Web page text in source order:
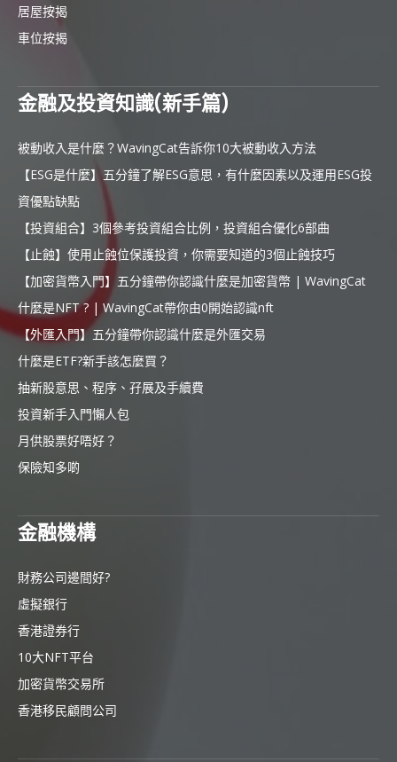
居屋按揭
車位按揭
金融及投資知識(新手篇)
被動收入是什麼？WavingCat告訴你10大被動收入方法
【ESG是什麼】五分鐘了解ESG意思，有什麼因素以及運用ESG投
資優點缺點
【投資組合】3個參考投資組合比例，投資組合優化6部曲
【止蝕】使用止蝕位保護投資，你需要知道的3個止蝕技巧
【加密貨幣入門】五分鐘帶你認識什麼是加密貨幣 | WavingCat
什麼是NFT ? | WavingCat帶你由0開始認識nft
【外匯入門】五分鐘帶你認識什麼是外匯交易
什麼是ETF?新手該怎麼買？
抽新股意思、程序、孖展及手續費
投資新手入門懶人包
月供股票好唔好？
保險知多啲
金融機構
財務公司邊間好?
虛擬銀行
香港證券行
10大NFT平台
加密貨幣交易所
香港移民顧問公司